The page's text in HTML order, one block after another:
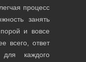
процесс
занять
и вовсе
всего, ответ
каждого